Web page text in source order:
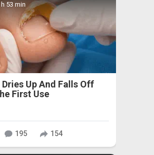
h 53 min
Dries Up And Falls Off
First Use
195 154